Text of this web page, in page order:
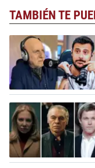
TAMBIÉN TE